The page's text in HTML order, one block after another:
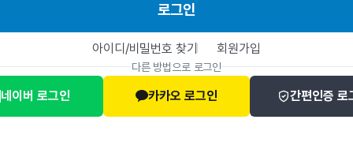
로그인
아이디/비밀번호 찾기 회원가입
다른 방법으로 로그인
네이버 로그인 카카오 로그인 간편인증 로